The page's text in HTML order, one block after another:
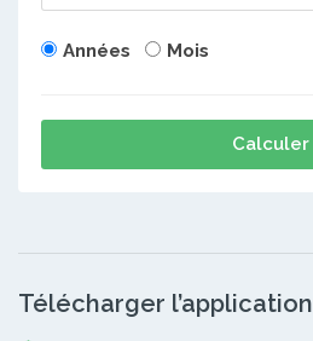
Années Mois
Calculer
Télécharger l’application